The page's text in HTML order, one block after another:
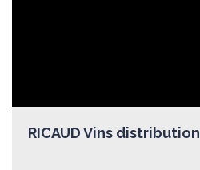
RICAUD Vins distribution